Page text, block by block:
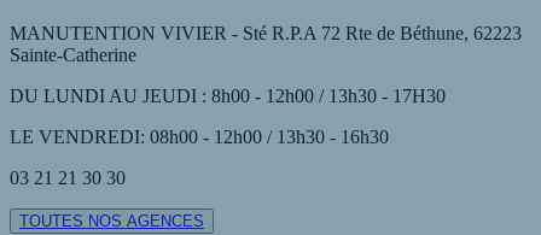
MANUTENTION VIVIER - Sté R.P.A 72 Rte de Béthune, 62223
Sainte-Catherine
DU LUNDI AU JEUDI : 8h00 - 12h00 / 13h30 - 17H30
LE VENDREDI: 08h00 - 12h00 / 13h30 - 16h30
03 21 21 30 30
TOUTES NOS AGENCES